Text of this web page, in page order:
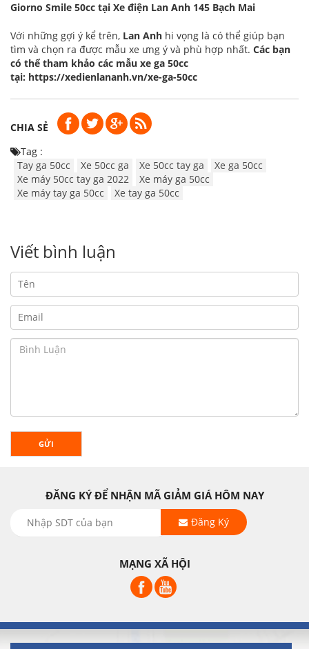
Giorno Smile 50cc tại Xe điện Lan Anh 145 Bạch Mai
Với những gợi ý kể trên, Lan Anh hi vọng là có thể giúp bạn
tìm và chọn ra được mẫu xe ưng ý và phù hợp nhất. Các bạn
có thể tham khảo các mẫu xe ga 50cc
tại: https://xedienlananh.vn/xe-ga-50cc
CHIA SẺ
Tag :
Tay ga 50cc
Xe 50cc ga Xe 50cc tay ga
Xe ga 50cc
Xe máy 50cc tay ga 2022
Xe máy ga 50cc
Xe máy tay ga 50cc
Xe tay ga 50cc
Viết bình luận
GỬI
ĐĂNG KÝ ĐỂ NHẬN MÃ GIẢM GIÁ HÔM NAY
Đăng Ký
MẠNG XÃ HỘI